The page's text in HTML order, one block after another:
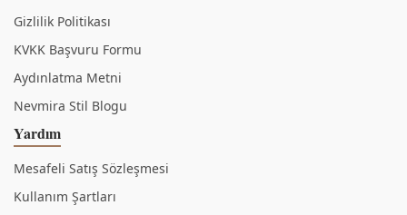
Gizlilik Politikası
KVKK Başvuru Formu
Aydınlatma Metni
Nevmira Stil Blogu
Yardım
Mesafeli Satış Sözleşmesi
Kullanım Şartları